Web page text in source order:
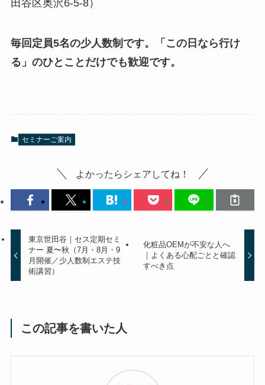
田谷区奥沢6-5-8）
毎回定員5名の少人数制です。「この日なら行け
る」のひとことだけでも歓迎です。
セミナーご案内
よかったらシェアしてね！
東京世田谷｜セス定期セミ
ナー 夏〜秋（7月・8月・9
月開催／少人数制エステ技
術講習）
化粧品OEMが不安な人へ
｜よくある心配ごとと確認
すべき点
この記事を書いた人